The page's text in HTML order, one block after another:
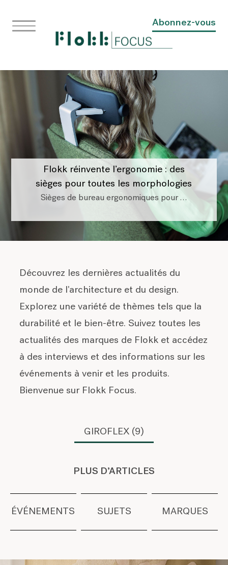
Abonnez-vous
Flokk réinvente l’ergonomie : des
sièges pour toutes les morphologies
Sièges de bureau ergonomiques pour …
Découvrez les dernières actualités du
monde de l'architecture et du design.
Explorez une variété de thèmes tels que la
durabilité et le bien-être. Suivez toutes les
actualités des marques de Flokk et accédez
à des interviews et des informations sur les
événements à venir et les produits.
Bienvenue sur Flokk Focus.
GIROFLEX (9)
PLUS D’ARTICLES
ÉVÉNEMENTS SUJETS MARQUES